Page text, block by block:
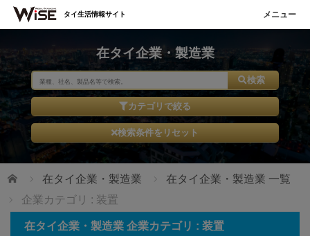
在タイ企業・製造業
検索
カテゴリで絞る
検索条件をリセット
ホーム 在タイ企業・製造業
在タイ企業・製造業 一覧
企業カテゴリ : 装置
在タイ企業・製造業 企業カテゴリ : 装置
タイ生活情報サイト